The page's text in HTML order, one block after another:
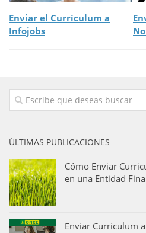
Enviar el Currículum a
Infojobs
ÚLTIMAS PUBLICACIONES
Cómo Enviar
en una Entidad
Enviar Curriculum